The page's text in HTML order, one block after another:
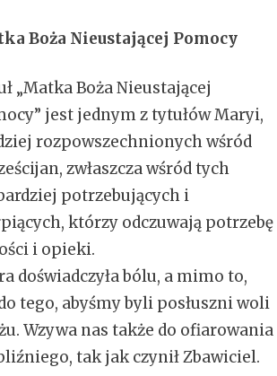
Boża Nieustającej Pomocy
„Matka Boża Nieustającej
jest jednym z tytułów Maryi,
rozpowszechnionych wśród
zwłaszcza wśród tych
potrzebujących i
którzy odczuwają potrzebę
i opieki.
doświadczyła bólu, a mimo to,
tego, abyśmy byli posłuszni woli
Wzywa nas także do ofiarowania
tak jak czynił Zbawiciel.